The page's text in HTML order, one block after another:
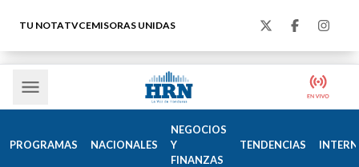
TU NOTATVCEMISORAS UNIDAS
PROGRAMAS NACIONALES
NEGOCIOS
Y
FINANZAS
TENDENCIAS